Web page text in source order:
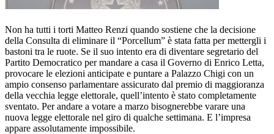
Non ha tutti i torti Matteo Renzi quando sostiene che la decisione
della Consulta di eliminare il “Porcellum” è stata fatta per mettergli i
bastoni tra le ruote. Se il suo intento era di diventare segretario del
Partito Democratico per mandare a casa il Governo di Enrico Letta,
provocare le elezioni anticipate e puntare a Palazzo Chigi con un
ampio consenso parlamentare assicurato dal premio di maggioranza
della vecchia legge elettorale, quell’intento è stato completamente
sventato. Per andare a votare a marzo bisognerebbe varare una
nuova legge elettorale nel giro di qualche settimana. E l’impresa
appare assolutamente impossibile.